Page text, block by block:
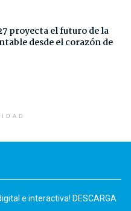
proyecta el futuro de la
desde el corazón de
e interactiva! DESCARGA